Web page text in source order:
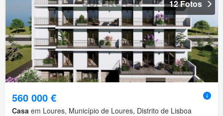
12 Fotos
560 000 €
Casa em Loures, Município de Loures, Distrito de Lisboa